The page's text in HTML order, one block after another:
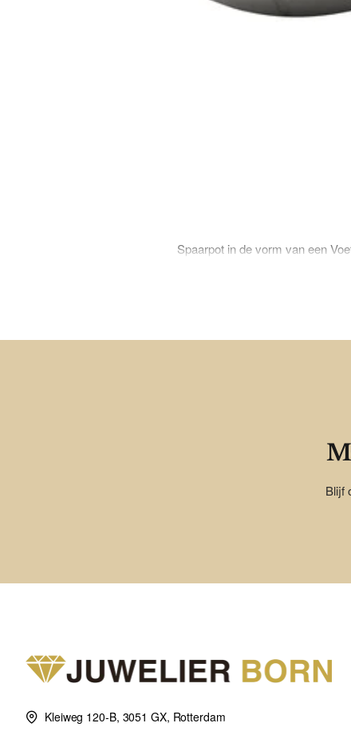
Spaarpot in de vorm van een
Blijf
Kleiweg 120-B, 3051 GX, Rotterdam